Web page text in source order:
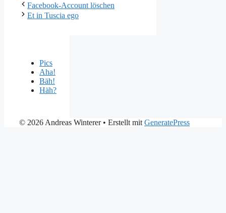
Facebook-Account löschen
Et in Tuscia ego
Pics
Aha!
Bäh!
Häh?
© 2026 Andreas Winterer• Erstellt mit GeneratePress